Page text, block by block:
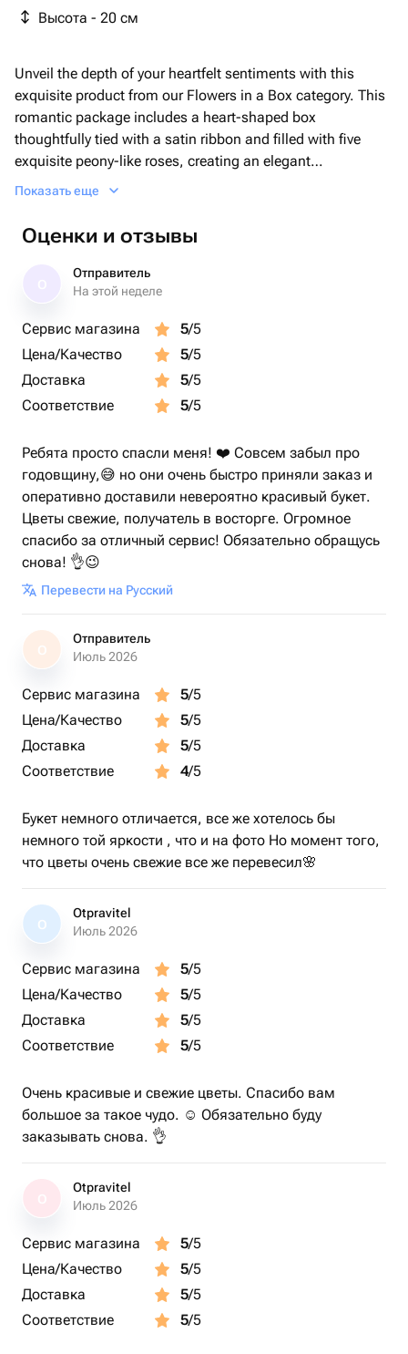
Высота - 20 см
Unveil the depth of your heartfelt sentiments with this
exquisite product from our Flowers in a Box category. This
romantic package includes a heart-shaped box
thoughtfully tied with a satin ribbon and filled with five
exquisite peony-like roses, creating an elegant
arrangement of deep admirations. An ideal gift for your
endless love. With its understated beauty, this product is
destined to make an unforgettable impression.
Показать еще
Оценки и отзывы
Отправитель
На этой неделе
Сервис магазина 5/5
Цена/Качество
5/5
Доставка
5/5
Соответствие
5/5
Ребята просто спасли меня! ❤️ Совсем забыл про
годовщину,😅 но они очень быстро приняли заказ и
оперативно доставили невероятно красивый букет.
Цветы свежие, получатель в восторге. Огромное
спасибо за отличный сервис! Обязательно обращусь
снова! 👌😉
Перевести на Русский
О
Отправитель
Июль 2026
Сервис магазина 5/5
Цена/Качество
5/5
Доставка
5/5
Соответствие
4/5
Букет немного отличается, все же хотелось бы
немного той яркости , что и на фото Но момент того,
что цветы очень свежие все же перевесил🌸
O
Otpravitel
Июль 2026
Сервис магазина 5/5
Цена/Качество
5/5
Доставка
5/5
Соответствие
5/5
Очень красивые и свежие цветы. Спасибо вам
большое за такое чудо. ☺️ Обязательно буду
заказывать снова. 👌
Otpravitel
Июль 2026
Сервис магазина 5/5
Цена/Качество
5/5
Доставка
5/5
Соответствие
5/5